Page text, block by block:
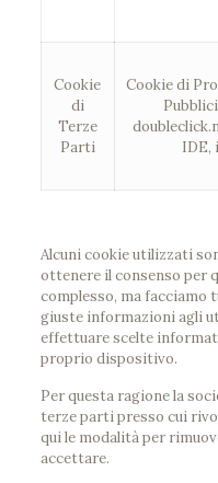
Cookie
di
Terze
Parti
Cookie di
IDE,
Alcuni cookie utilizzati
ottenere il consenso per
complesso, ma
giuste informazioni agli
effettuare scelte
proprio dispositivo.
Per questa ragione la
terze parti presso cui
qui le modalità per
accettare.